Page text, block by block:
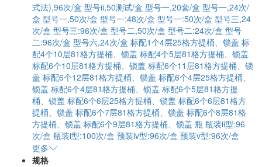
式法),96次/盒 型号ii,50测试/盒 型号一,20套/盒 型号一,24次/
盒 型号一,50次/盒 型号一:48次/盒 型号一:50次/盒 型号三,24
次/盒 型号三:96次/盒 型号二,50次/盒 型号二:24次/盒 型号
二:96次/盒 型号六,24次/盒 标配1个4层25格方提桶、锁盖 标
配4个10层81格方提桶、锁盖 标配4个5层81格方提桶、锁盖
标配6个10层81格方提桶、锁盖 标配6个11层81格方提桶、锁
盖 标配6个12层81格方提桶、锁盖 标配6个4层25格方提桶、
锁盖 标配6个4层81格方提桶、锁盖 标配6个5层81格方提
桶、锁盖 标配6个6层25格方提桶、锁盖 标配6个6层81格方
提桶、锁盖 标配6个7层81格方提桶、锁盖 标配6个8层81格
方提桶、锁盖 标配6个9层81格方提桶、锁盖 瓶 瓶装ii型:96
次/盒 瓶装i型:100次/盒 预装iv型:96次/盒 预装v型:96次/盒
更多
规格